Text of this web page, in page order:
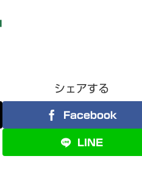
シェアする
Facebook
LINE